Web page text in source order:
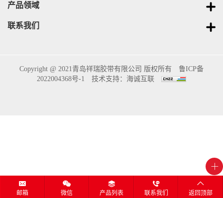
产品领域
联系我们
Copyright @ 2021青岛祥瑞胶带有限公司 版权所有
鲁ICP备
2022004368号-1
技术支持：海诚互联
邮箱 微信 产品列表 联系我们 返回顶部